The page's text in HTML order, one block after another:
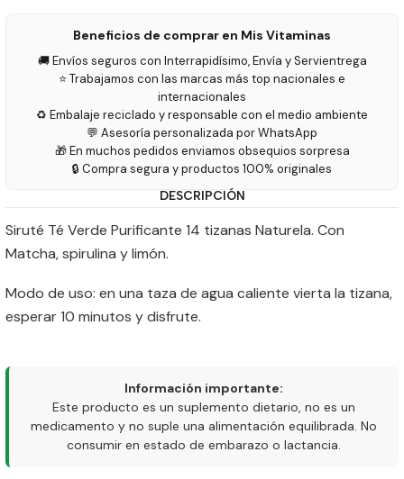
Beneficios de comprar en Mis Vitaminas
🚚 Envíos seguros con Interrapidísimo, Envía y Servientrega
⭐ Trabajamos con las marcas más top nacionales e
internacionales
♻️ Embalaje reciclado y responsable con el medio ambiente
💬 Asesoría personalizada por WhatsApp
🎁 En muchos pedidos enviamos obsequios sorpresa
🔒 Compra segura y productos 100% originales
DESCRIPCIÓN
Siruté Té Verde Purificante 14 tizanas Naturela. Con
Matcha, spirulina y limón.
Modo de uso: en una taza de agua caliente vierta la tizana,
esperar 10 minutos y disfrute.
Información importante:
Este producto es un suplemento dietario, no es un
medicamento y no suple una alimentación equilibrada. No
consumir en estado de embarazo o lactancia.